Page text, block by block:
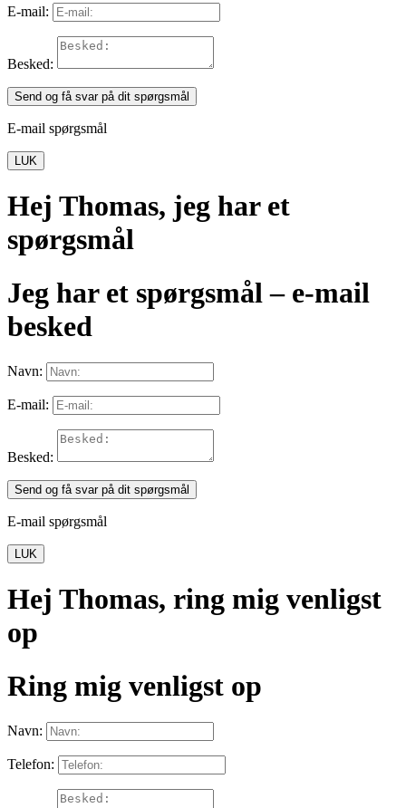
E-mail:
Besked:
Send og få svar på dit spørgsmål
E-mail spørgsmål
LUK
Hej Thomas, jeg har et
spørgsmål
Jeg har et spørgsmål – e-mail
besked
Navn:
E-mail:
Besked:
Send og få svar på dit spørgsmål
E-mail spørgsmål
LUK
Hej Thomas, ring mig venligst
op
Ring mig venligst op
Navn:
Telefon: